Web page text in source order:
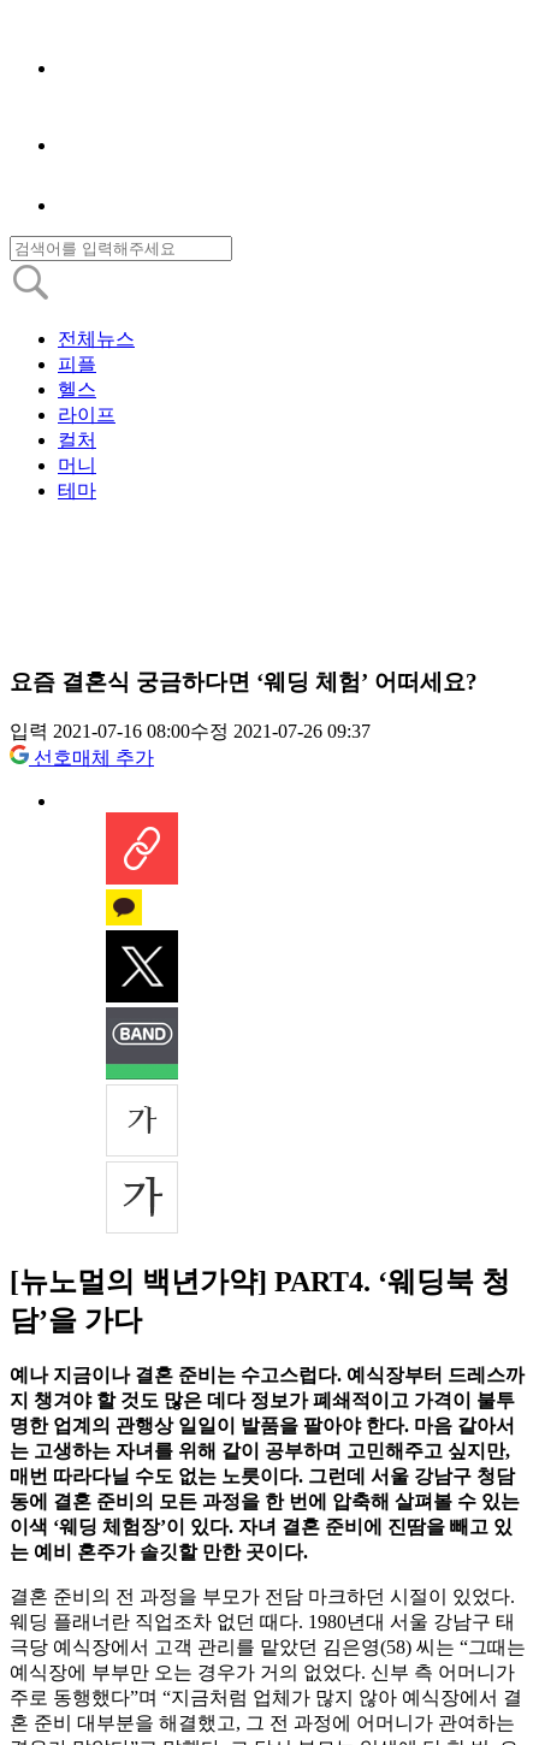
전체뉴스
피플
헬스
라이프
컬처
머니
테마
요즘 결혼식 궁금하다면 ‘웨딩 체험’ 어떠세요?
입력 2021-07-16 08:00수정 2021-07-26 09:37
선호매체 추가
[뉴노멀의 백년가약] PART4. ‘웨딩북 청
담’을 가다
예나 지금이나 결혼 준비는 수고스럽다. 예식장부터 드레스까
지 챙겨야 할 것도 많은 데다 정보가 폐쇄적이고 가격이 불투
명한 업계의 관행상 일일이 발품을 팔아야 한다. 마음 같아서
는 고생하는 자녀를 위해 같이 공부하며 고민해주고 싶지만,
매번 따라다닐 수도 없는 노릇이다. 그런데 서울 강남구 청담
동에 결혼 준비의 모든 과정을 한 번에 압축해 살펴볼 수 있는
이색 ‘웨딩 체험장’이 있다. 자녀 결혼 준비에 진땀을 빼고 있
는 예비 혼주가 솔깃할 만한 곳이다.
결혼 준비의 전 과정을 부모가 전담 마크하던 시절이 있었다.
웨딩 플래너란 직업조차 없던 때다. 1980년대 서울 강남구 태
극당 예식장에서 고객 관리를 맡았던 김은영(58) 씨는 “그때는
예식장에 부부만 오는 경우가 거의 없었다. 신부 측 어머니가
주로 동행했다”며 “지금처럼 업체가 많지 않아 예식장에서 결
혼 준비 대부분을 해결했고, 그 전 과정에 어머니가 관여하는